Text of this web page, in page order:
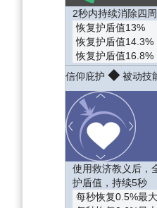
2秒内持续消除四
恢复护盾值13%
恢复护盾值14.3%
恢复护盾值16.8%
信仰庇护 ◆ 被动技
使用救济教义后，
护盾值，持续5秒
每秒恢复0.5%最